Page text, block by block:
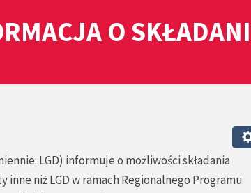
O
LGD) informuje o możliwości składania
niż LGD w ramach Regionalnego Programu